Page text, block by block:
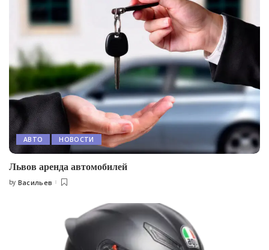
АВТО НОВОСТИ
Львов аренда автомобилей
Posted
by Васильев